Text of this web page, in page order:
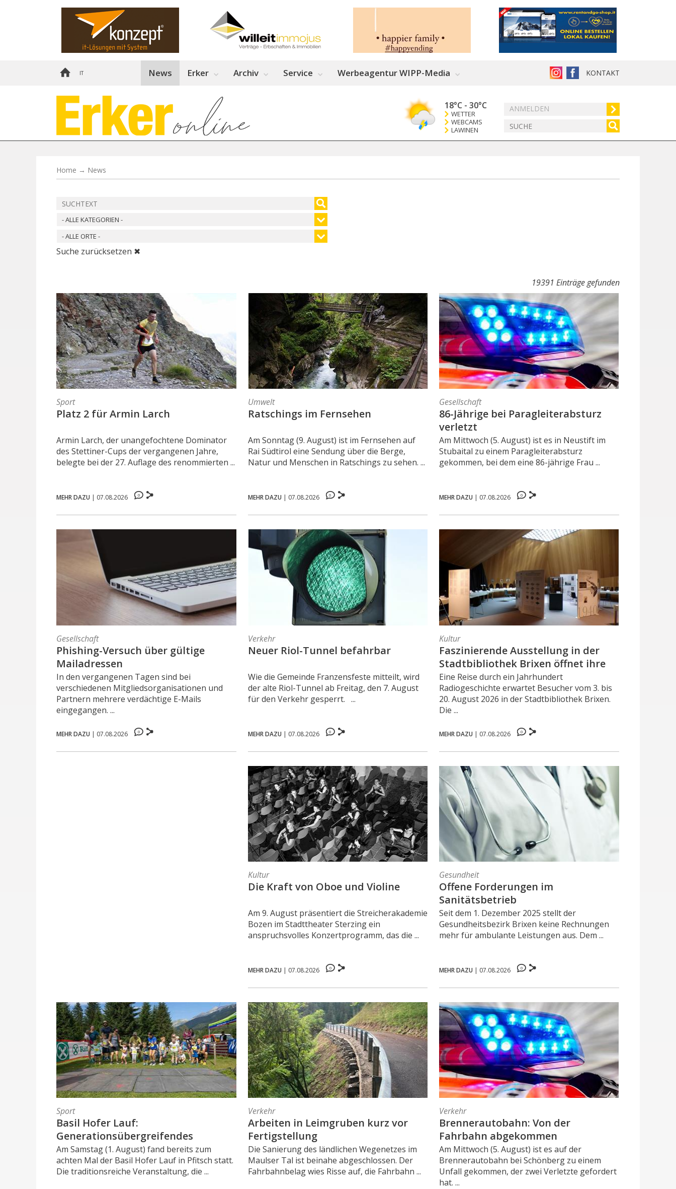
IT KONTAKT
News Erker Archiv Service Werbeagentur WIPP-Media
ANMELDEN
18°C - 30°C
WETTER
WEBCAMS
LAWINEN
Home → News
- ALLE KATEGORIEN -
- ALLE ORTE -
Suche zurücksetzen ✖
19391 Einträge gefunden
Sport
Platz 2 für Armin Larch
Armin Larch, der unangefochtene Dominator
des Stettiner-Cups der vergangenen Jahre,
belegte bei der 27. Auflage des renommierten ...
MEHR DAZU | 07.08.2026 0
Umwelt
Ratschings im Fernsehen
Am Sonntag (9. August) ist im Fernsehen auf
Rai Südtirol eine Sendung über die Berge,
Natur und Menschen in Ratschings zu sehen. ...
MEHR DAZU | 07.08.2026 0
Gesellschaft
86-Jährige bei Paragleiterabsturz
verletzt
Am Mittwoch (5. August) ist es in Neustift im
Stubaital zu einem Paragleiterabsturz
gekommen, bei dem eine 86-jährige Frau ...
MEHR DAZU | 07.08.2026 0
Gesellschaft
Phishing-Versuch über gültige
Mailadressen
In den vergangenen Tagen sind bei
verschiedenen Mitgliedsorganisationen und
Partnern mehrere verdächtige E-Mails
eingegangen. ...
MEHR DAZU | 07.08.2026 0
Verkehr
Neuer Riol-Tunnel befahrbar
Wie die Gemeinde Franzensfeste mitteilt, wird
der alte Riol-Tunnel ab Freitag, den 7. August
für den Verkehr gesperrt. ...
MEHR DAZU | 07.08.2026 0
Kultur
Faszinierende Ausstellung in der
Stadtbibliothek Brixen öffnet ihre
Tore
Eine Reise durch ein Jahrhundert
Radiogeschichte erwartet Besucher vom 3. bis
20. August 2026 in der Stadtbibliothek Brixen.
Die ...
MEHR DAZU | 07.08.2026 0
Kultur
Die Kraft von Oboe und Violine
Am 9. August präsentiert die Streicherakademie
Bozen im Stadttheater Sterzing ein
anspruchsvolles Konzertprogramm, das die ...
MEHR DAZU | 07.08.2026 0
Gesundheit
Offene Forderungen im
Sanitätsbetrieb
Seit dem 1. Dezember 2025 stellt der
Gesundheitsbezirk Brixen keine Rechnungen
mehr für ambulante Leistungen aus. Dem ...
MEHR DAZU | 07.08.2026 0
Sport
Basil Hofer Lauf:
Generationsübergreifendes
Sportereignis
Am Samstag (1. August) fand bereits zum
achten Mal der Basil Hofer Lauf in Pfitsch statt.
Die traditionsreiche Veranstaltung, die ...
Verkehr
Arbeiten in Leimgruben kurz vor
Fertigstellung
Die Sanierung des ländlichen Wegenetzes im
Maulser Tal ist beinahe abgeschlossen. Der
Fahrbahnbelag wies Risse auf, die Fahrbahn ...
Verkehr
Brennerautobahn: Von der
Fahrbahn abgekommen
Am Mittwoch (5. August) ist es auf der
Brennerautobahn bei Schönberg zu einem
Unfall gekommen, der zwei Verletzte gefordert
hat. ...